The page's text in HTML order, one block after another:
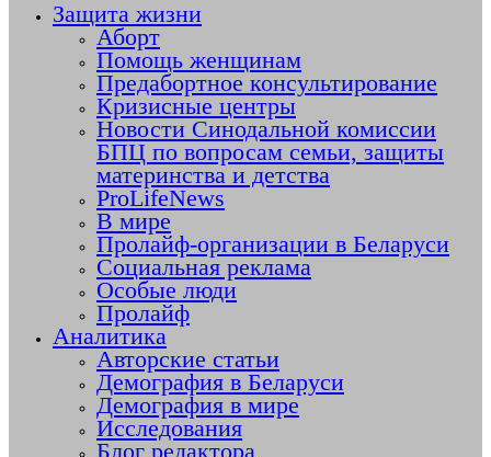
Защита жизни
Аборт
Помощь женщинам
Предабортное консультирование
Кризисные центры
Новости Синодальной комиссии
БПЦ по вопросам семьи, защиты
материнства и детства
ProLifeNews
В мире
Пролайф-организации в Беларуси
Социальная реклама
Особые люди
Пролайф
Аналитика
Авторские статьи
Демография в Беларуси
Демография в мире
Исследования